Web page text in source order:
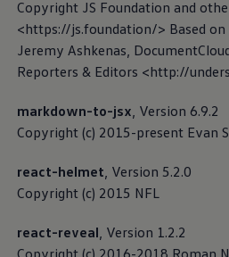
Volkswagen-apps,
Mobiele telefoon
Updates voor
Veelgestelde
Banden
Navigatie-update
Service Scan
Schade
Accessoires
Verzekering
Over Volkswagen
Volkswagen en Oranje
Volkswagen en SEA
Customer
(CIC)
Het Customer Interaction Center
Copyright JS Foundation and
<https://js.foundation/> Based
Jeremy Ashkenas,
Reporters & Editors <http://
markdown-to-jsx, Version 6.9.2
Copyright (c) 2015-present Evan
react-helmet, Version 5.2.0
Copyright (c) 2015 NFL
react-reveal, Version 1.2.2
Copyright (c) 2016-2018 Roman